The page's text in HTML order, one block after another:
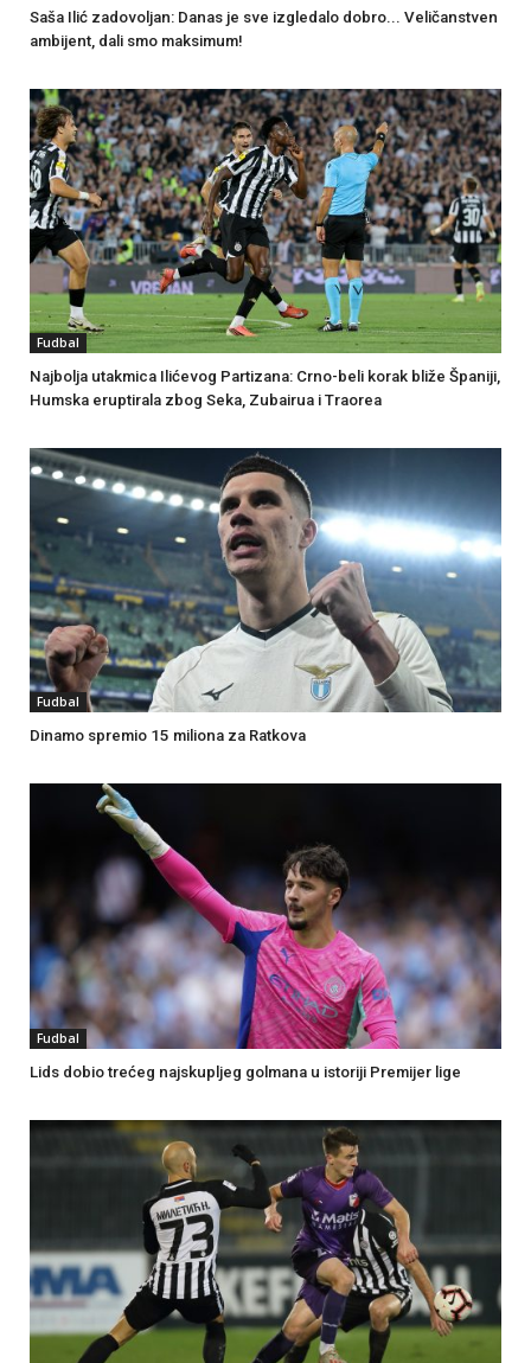
Saša Ilić zadovoljan: Danas je sve izgledalo dobro... Veličanstven
ambijent, dali smo maksimum!
Fudbal
Najbolja utakmica Ilićevog Partizana: Crno-beli korak bliže Španiji,
Humska eruptirala zbog Seka, Zubairua i Traorea
Fudbal
Dinamo spremio 15 miliona za Ratkova
Fudbal
Lids dobio trećeg najskupljeg golmana u istoriji Premijer lige